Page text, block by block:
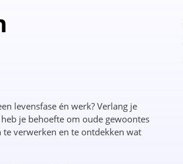
levensfase én werk? Verlang je
je behoefte om oude gewoontes
verwerken en te ontdekken wat